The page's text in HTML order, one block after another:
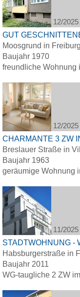
12/2025
GUT
Moosgrund in Freiburg
Baujahr 1970
freundliche Wohnung
12/2025
CHARMANTE 3 ZW
Breslauer Straße in
Baujahr 1963
geräumige Wohnung
11/2025
STADTWOHNUNG -
Habsburgerstraße in
Baujahr 2011
WG-taugliche 2 ZW